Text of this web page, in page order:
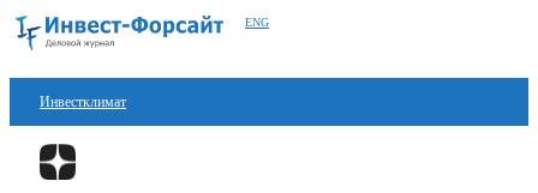
ENG
Инвестклимат
Финансы